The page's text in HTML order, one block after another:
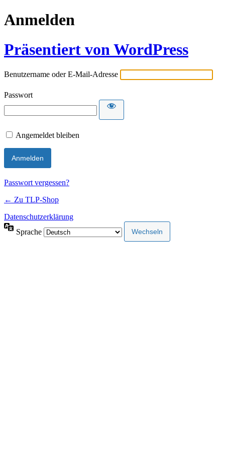
Anmelden
Präsentiert von WordPress
Benutzername oder E-Mail-Adresse
Passwort
Angemeldet bleiben
Passwort vergessen?
← Zu TLP-Shop
Datenschutzerklärung
Sprache